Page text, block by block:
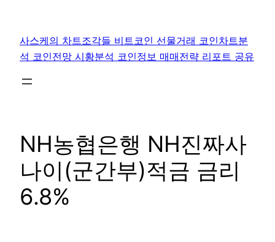
사스케의 차트조각들 비트코인 선물거래 코인차트분
석 코인전망 시황분석 코인정보 매매전략 리포트 공유
NH농협은행 NH진짜사
나이(군간부)적금 금리
6.8%